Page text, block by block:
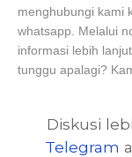
menghubungi kami
whatsapp. Melalui
informasi lebih
tunggu apalagi?
Diskusi
Telegram